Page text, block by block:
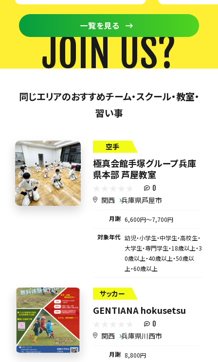
一覧を見る
JOIN US?
同じエリアのおすすめチーム・スクール・教室・
習い事
空手
極真会館手塚グループ兵庫
県本部 芦屋教室
0
関西 兵庫県芦屋市
月謝 6,600円〜7,700円
対象年代 幼児・小学生・中学生・高校生・
大学生・専門学生・18歳以上・3
0歳以上・40歳以上・50歳以
上・60歳以上
サッカー
GENTIANA hokusetsu
0
関西 兵庫県川西市
月謝 8,800円